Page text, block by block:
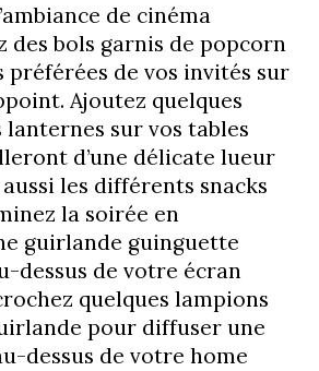
de cinéma
des bols garnis de popcorn
préférées de vos invités sur
Ajoutez quelques
lanternes sur vos tables
d’une délicate lueur
les différents snacks
la soirée en
guirlande guinguette
dessus de votre écran
quelques lampions
pour diffuser une
dessus de votre home